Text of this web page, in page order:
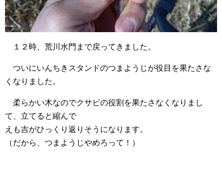
１２時、荒川水門まで戻ってきました。
ついにいんちきスタンドのつまようじが役目を果たさな
くなりました。
柔らかい木なのでクサビの役割を果たさなくなりまし
て、立てると縮んで
えも吉がひっくり返りそうになります。
（だから、つまようじやめろって！）